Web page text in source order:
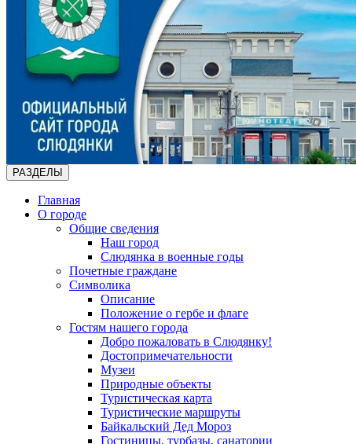
РАЗДЕЛЫ
Главная
О городе
Общие сведения
Наш город
Слюдянка в военные годы
Почетные граждане
Символика
Описание
Положение о гербе и флаге
Гостям нашего города
Добро пожаловать в Слюдянку!
Достопримечательности
Музеи
Природные объекты
Туристическая карта
Туристические маршруты
Байкальский Дед Мороз
Гостиницы, турбазы, санатории